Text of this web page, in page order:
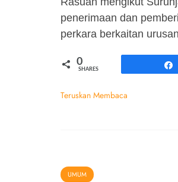
penerimaan dan
perkara berkaitan
0
SHARES
Teruskan Membaca
UMUM